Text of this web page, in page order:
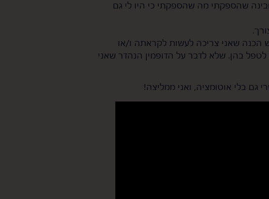
שהספקתי מה שהספקתי כי היו לי גם
שאני צריכה לעשות לקראתה ו/או
בהן. שלא לדבר על הדופמין הנהדר שאני
גם בלי אוטומציה, ואני ממליצה!